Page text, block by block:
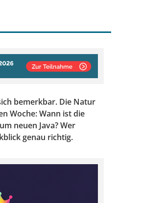
bemerkbar. Die Natur
Woche: Wann ist die
neuen Java? Wer
genau richtig.